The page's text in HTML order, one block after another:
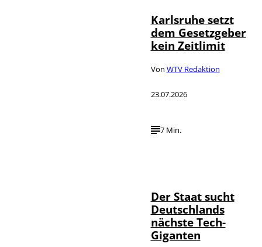
Karlsruhe setzt
dem Gesetzgeber
kein Zeitlimit
Von WTV Redaktion
23.07.2026
7 Min.
Der Staat sucht
Deutschlands
nächste Tech-
Giganten